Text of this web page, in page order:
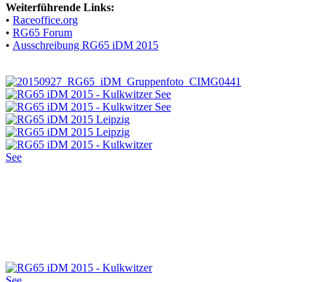
Weiterführende Links:
• Raceoffice.org
• RG65 Forum
• Ausschreibung RG65 iDM 2015